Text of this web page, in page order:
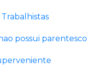
possui parentesco